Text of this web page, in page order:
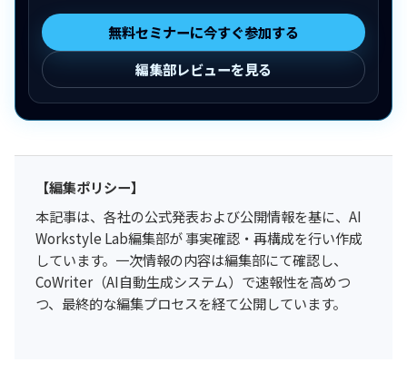
無料セミナーに今すぐ参加する
編集部レビューを見る
【編集ポリシー】
本記事は、各社の公式発表および公開情報を基に、AI
Workstyle Lab編集部が 事実確認・再構成を行い作成
しています。一次情報の内容は編集部にて確認し、
CoWriter（AI自動生成システム）で速報性を高めつ
つ、最終的な編集プロセスを経て公開しています。